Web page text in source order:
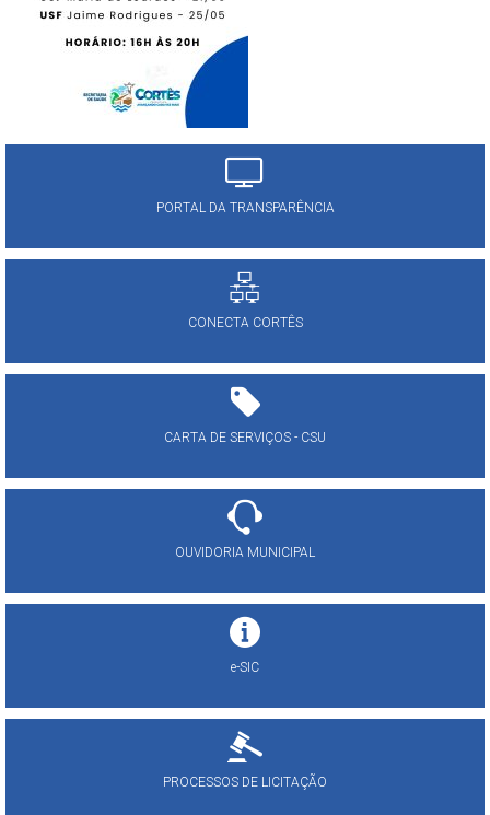
PORTAL DA TRANSPARÊNCIA
CONECTA CORTÊS
CARTA DE SERVIÇOS - CSU
OUVIDORIA MUNICIPAL
e-SIC
PROCESSOS DE LICITAÇÃO